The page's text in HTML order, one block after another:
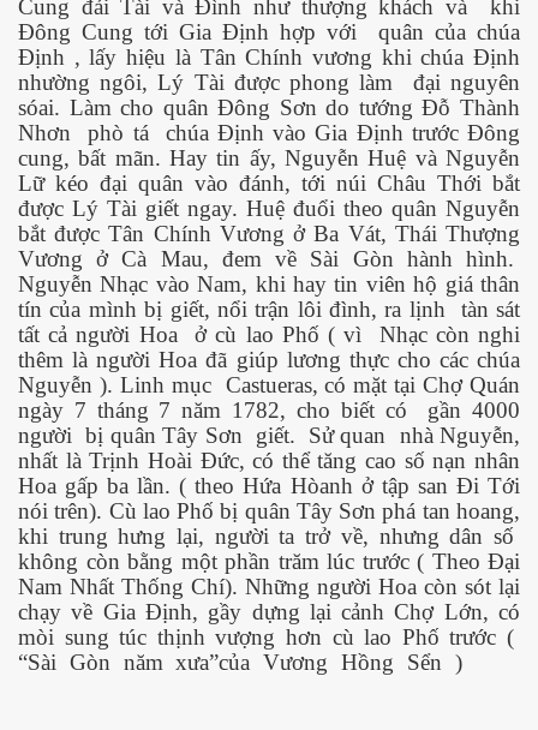
Cung đải Tài và Đình như thượng khách và
khi
Đông Cung tới Gia Định hợp với
quân của chúa
Định , lấy hiệu là Tân Chính vương khi chúa Định
nhường ngôi, Lý Tài được phong làm
đại nguyên
sóai. Làm cho quân Đông Sơn do tướng Đỗ Thành
Nhơn
phò tá
chúa Định vào Gia Định trước Đông
cung, bất mãn. Hay tin ấy, Nguyễn Huệ và Nguyễn
Lữ kéo đại quân vào đánh, tới núi Châu Thới bắt
được Lý Tài giết ngay. Huệ đuổi theo quân Nguyễn
bắt được Tân Chính Vương ở Ba Vát, Thái Thượng
Vương ở Cà Mau, đem về Sài Gòn hành hình.
Nguyễn Nhạc vào Nam, khi hay tin viên hộ giá thân
tín của mình bị giết, nổi trận lôi đình, ra lịnh
tàn sát
tất cả người Hoa
ở cù lao Phố ( vì
Nhạc còn nghi
thêm là người Hoa đã giúp lương thực cho các chúa
Nguyễn ). Linh mục Castueras, có mặt tại Chợ Quán
ngày 7 tháng 7 năm 1782, cho biết có
gần 4000
người bị quân Tây Sơn giết. Sử quan
nhà Nguyễn,
nhất là Trịnh Hoài Đức, có thể tăng cao số nạn nhân
Hoa gấp ba lần. ( theo Hứa Hòanh ở tập san Đi Tới
nói trên). Cù lao Phố bị quân Tây Sơn phá tan hoang,
khi trung hưng lại, người ta trở về, nhưng dân số
không còn bằng một phần trăm lúc trước ( Theo Đại
Nam Nhất Thống Chí). Những người Hoa còn sót lại
chạy về Gia Định, gầy dựng lại cảnh Chợ Lớn, có
mòi sung túc thịnh vượng hơn cù lao Phố trước (
“Sài Gòn năm xưa”của Vương Hồng Sển )